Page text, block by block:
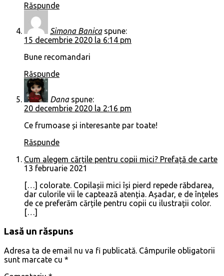
Răspunde
Simona Banica spune:
15 decembrie 2020 la 6:14 pm
Bune recomandari
Răspunde
Dana spune:
20 decembrie 2020 la 2:16 pm
Ce frumoase și interesante par toate!
Răspunde
Cum alegem cărțile pentru copii mici? Prefață de carte
13 februarie 2021
[…] colorate. Copilașii mici își pierd repede răbdarea,
dar culorile vii le captează atenția. Așadar, e de înțeles
de ce preferăm cărțile pentru copii cu ilustrații color.
[…]
Lasă un răspuns
Adresa ta de email nu va fi publicată. Câmpurile obligatorii
sunt marcate cu *